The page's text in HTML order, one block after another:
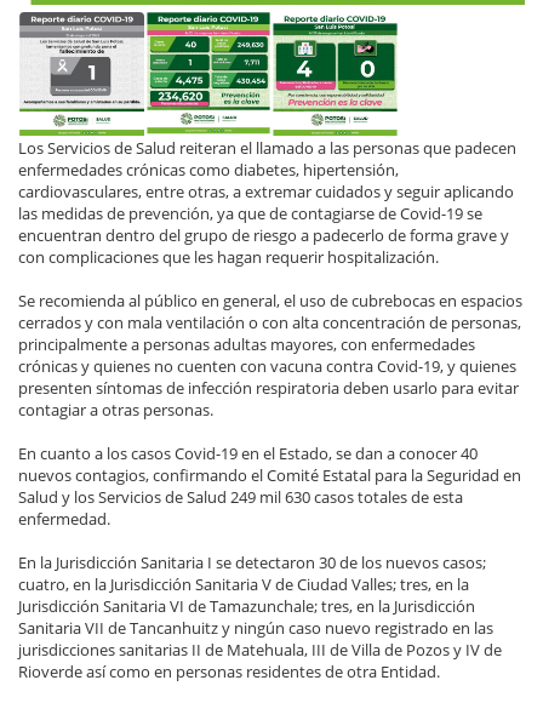
Los Servicios de Salud reiteran el llamado a las personas que padecen
enfermedades crónicas como diabetes, hipertensión,
cardiovasculares, entre otras, a extremar cuidados y seguir aplicando
las medidas de prevención, ya que de contagiarse de Covid-19 se
encuentran dentro del grupo de riesgo a padecerlo de forma grave y
con complicaciones que les hagan requerir hospitalización.
Se recomienda al público en general, el uso de cubrebocas en espacios
cerrados y con mala ventilación o con alta concentración de personas,
principalmente a personas adultas mayores, con enfermedades
crónicas y quienes no cuenten con vacuna contra Covid-19, y quienes
presenten síntomas de infección respiratoria deben usarlo para evitar
contagiar a otras personas.
En cuanto a los casos Covid-19 en el Estado, se dan a conocer 40
nuevos contagios, confirmando el Comité Estatal para la Seguridad en
Salud y los Servicios de Salud 249 mil 630 casos totales de esta
enfermedad.
En la Jurisdicción Sanitaria I se detectaron 30 de los nuevos casos;
cuatro, en la Jurisdicción Sanitaria V de Ciudad Valles; tres, en la
Jurisdicción Sanitaria VI de Tamazunchale; tres, en la Jurisdicción
Sanitaria VII de Tancanhuitz y ningún caso nuevo registrado en las
jurisdicciones sanitarias II de Matehuala, III de Villa de Pozos y IV de
Rioverde así como en personas residentes de otra Entidad.